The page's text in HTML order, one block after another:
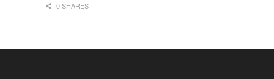
0 SHARES